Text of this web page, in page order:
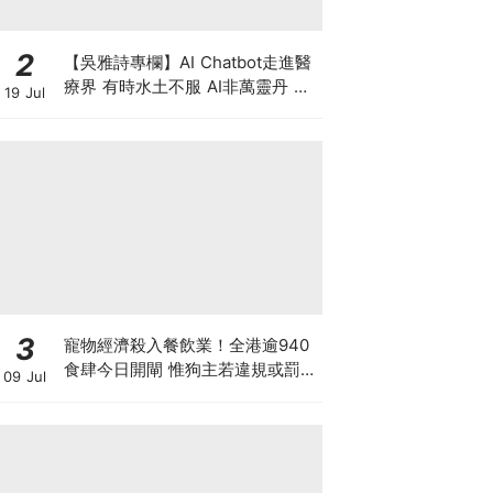
2
19 Jul
【吳雅詩專欄】AI Chatbot走進醫
療界 有時水土不服 AI非萬靈丹 是
3
09 Jul
寵物經濟殺入餐飲業！全港逾940
食肆今日開閘 惟狗主若違規或罰款